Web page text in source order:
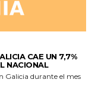
CAE UN 7,7%
NACIONAL
Galicia durante el mes